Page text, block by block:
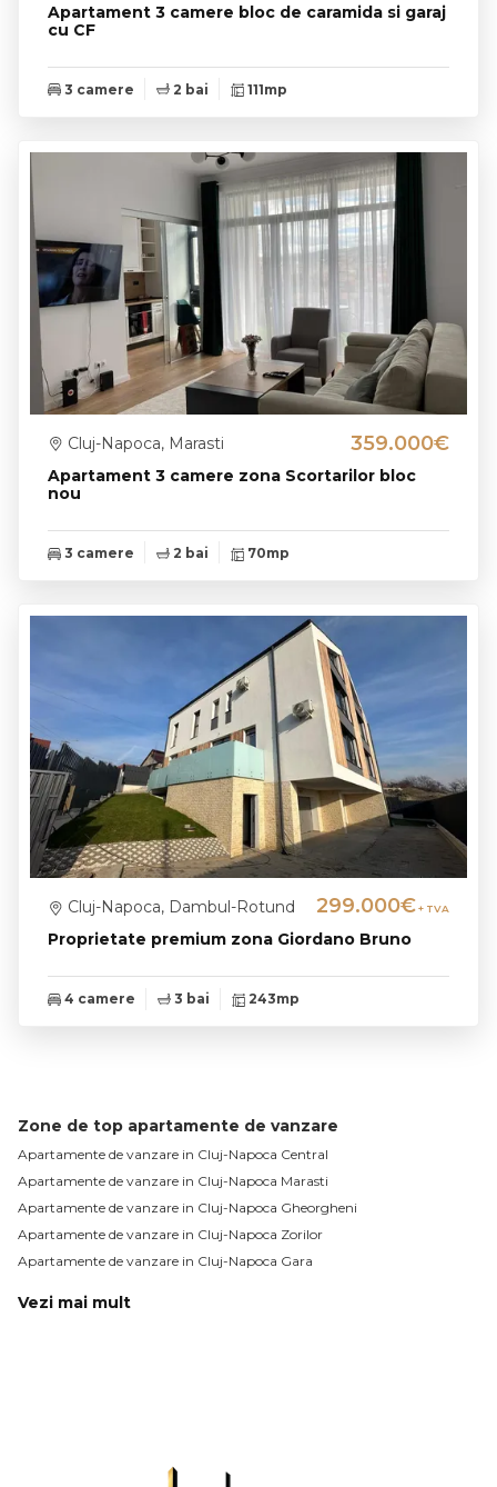
Apartament 3 camere bloc de caramida si garaj
cu CF
3 camere 2 bai 111mp
Apartament 3 camere zona Scortarilor bloc
nou
Cluj-Napoca, Marasti 359.000€
3 camere 2 bai 70mp
Proprietate premium zona Giordano Bruno
Cluj-Napoca, Dambul-Rotund 299.000€+ TVA
4 camere 3 bai 243mp
Zone de top apartamente de vanzare
Apartamente de vanzare in Cluj-Napoca Central
Apartamente de vanzare in Cluj-Napoca Marasti
Apartamente de vanzare in Cluj-Napoca Gheorgheni
Apartamente de vanzare in Cluj-Napoca Zorilor
Apartamente de vanzare in Cluj-Napoca Gara
Apartamente de vanzare in Cluj-Napoca Calea Turzii
Vezi mai mult